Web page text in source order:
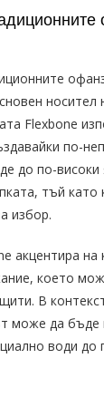
носител
Flexbone
по-
до по-високи
тъй
избор.
акцентира на
което
В
може да
води